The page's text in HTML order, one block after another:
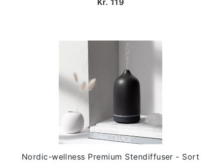
Kr. 119
Nordic-wellness Premium Stendiffuser - Sort